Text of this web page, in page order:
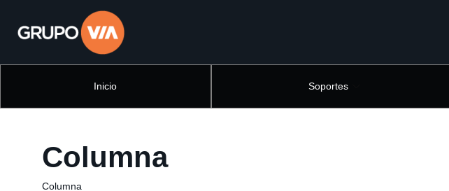
Inicio Soportes
Columna
Columna